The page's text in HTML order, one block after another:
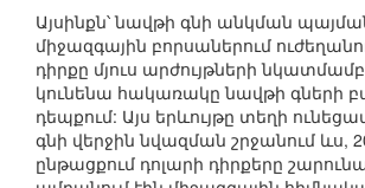
Այսինքն՝ նավթի գնի անկման
միջազգային բորսաներում
դիրքը մյուս արժույթների
կունենա հակառակը նավթի գների
դեպքում: Այս երևույթը տեղի
գնի վերջին նվազման շրջանում ևս,
ընթացքում դոլարի դիրքերը